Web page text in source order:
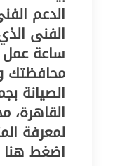
الدعم
ساعة
محافظتك
الصيانة
القاهرة،
لمعرفة
اضغط هنا